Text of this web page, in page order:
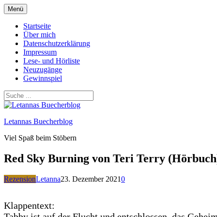
Zum
Inhalt
springen
Menü
Startseite
Über mich
Datenschutzerklärung
Impressum
Lese- und Hörliste
Neuzugänge
Gewinnspiel
Letannas Buecherblog
Viel Spaß beim Stöbern
Red Sky Burning von Teri Terry
RezensionLetanna23. Dezember 20210
Klappentext: